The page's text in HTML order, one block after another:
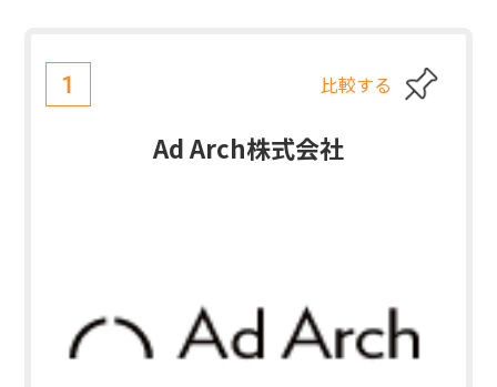
1 比較する
Ad Arch株式会社